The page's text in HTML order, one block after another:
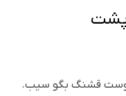
پشت
دوست قشنگ بگو سیب.